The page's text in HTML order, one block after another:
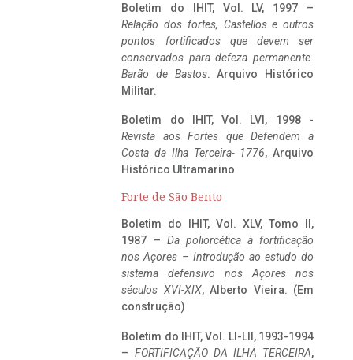
Boletim do IHIT, Vol. LV, 1997 –
Relação dos fortes, Castellos e outros
pontos fortificados que devem ser
conservados para defeza permanente.
Barão de Bastos. Arquivo Histórico
Militar.
Boletim do IHIT, Vol. LVI, 1998 -
Revista aos Fortes que Defendem a
Costa da Ilha Terceira- 1776, Arquivo
Histórico Ultramarino
Forte de São Bento
Boletim do IHIT, Vol. XLV, Tomo II,
1987 – Da poliorcética à fortificação
nos Açores – Introdução ao estudo do
sistema defensivo nos Açores nos
séculos XVI-XIX, Alberto Vieira. (Em
construção)
Boletim do IHIT, Vol. LI-LII, 1993-1994
– FORTIFICAÇÃO DA ILHA TERCEIRA,